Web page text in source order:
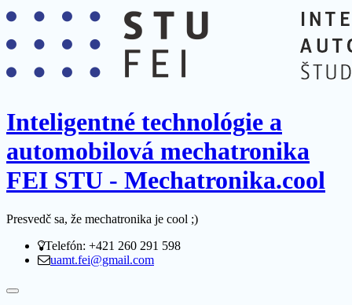
Inteligentné technológie a
automobilová mechatronika
FEI STU - Mechatronika.cool
Presvedč sa, že mechatronika je cool ;)
Telefón: +421 260 291 598
uamt.fei@gmail.com